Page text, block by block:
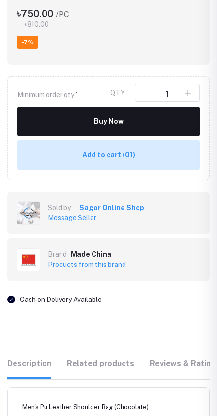
৳750.00 /PC
৳810.00
-7%
Minimum order qty1 QTY
Buy Now
Add to cart (01)
Sold by
Sagor Online Shop
Message Seller
Brand
Made China
Products from this brand
Cash on Delivery Available
Description Related products Reviews &
Men's Pu Leather Shoulder Bag (Chocolate)